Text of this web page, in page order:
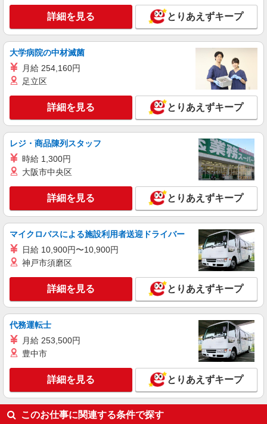
詳細を見る とりあえずキープ
大学病院の中材滅菌
月給 254,160円
足立区
詳細を見る とりあえずキープ
レジ・商品陳列スタッフ
時給 1,300円
大阪市中央区
詳細を見る とりあえずキープ
マイクロバスによる施設利用者送迎ドライバー
日給 10,900円〜10,900円
神戸市須磨区
詳細を見る とりあえずキープ
代務運転士
月給 253,500円
豊中市
詳細を見る とりあえずキープ
このお仕事に関連する条件で探す